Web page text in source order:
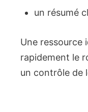
un résumé
Une ressource
rapidement le
un contrôle de